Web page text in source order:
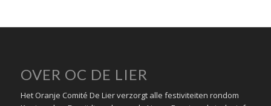
OVER OC DE LIER
Het Oranje Comité De Lier verzorgt alle festiviteiten rondom